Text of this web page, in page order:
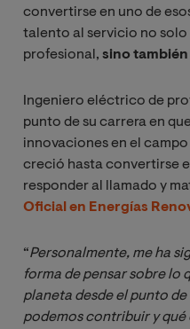
convertirse en uno de
talento al servicio no
profesional, sino
Ingeniero eléctrico de
punto de su carrera en
innovaciones en el
creció hasta convertirse
responder al llamado y
Oficial en Energías
“Personalmente, me ha
forma de pensar sobre lo
planeta desde el punto
podemos contribuir y qué